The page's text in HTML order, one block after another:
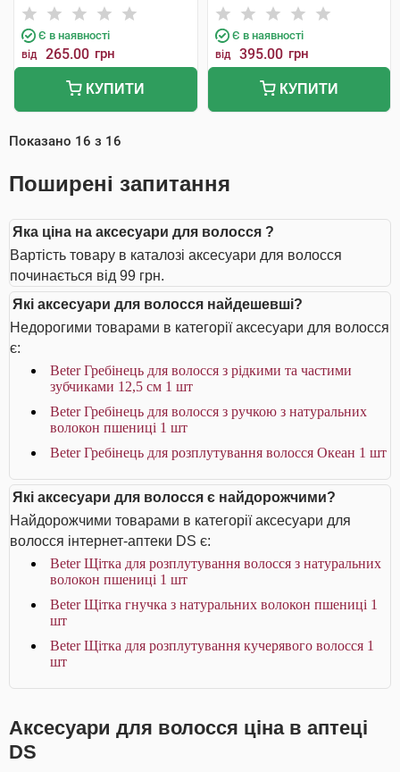
Є в наявності
від 265.00 грн
КУПИТИ
Є в наявності
від 395.00 грн
КУПИТИ
Показано 16 з 16
Поширені запитання
Яка ціна на аксесуари для волосся ?
Вартість товару в каталозі аксесуари для волосся
починається від 99 грн.
Які аксесуари для волосся найдешевші?
Недорогими товарами в категорії аксесуари для волосся
є:
Beter Гребінець для волосся з рідкими та частими
зубчиками 12,5 см 1 шт
Beter Гребінець для волосся з ручкою з натуральних
волокон пшениці 1 шт
Beter Гребінець для розплутування волосся Океан 1 шт
Які аксесуари для волосся є найдорожчими?
Найдорожчими товарами в категорії аксесуари для
волосся інтернет-аптеки DS є:
Beter Щітка для розплутування волосся з натуральних
волокон пшениці 1 шт
Beter Щітка гнучка з натуральних волокон пшениці 1
шт
Beter Щітка для розплутування кучерявого волосся 1
шт
Аксесуари для волосся ціна в аптеці
DS